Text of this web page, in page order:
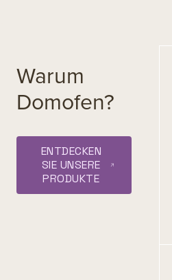
Warum
Domofen?
ENTDECKEN
SIE UNSERE
PRODUKTE